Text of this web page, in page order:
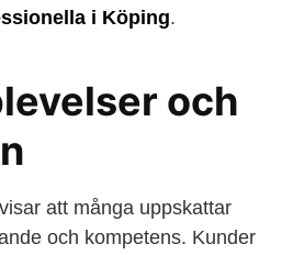
i Köping.
och
att många uppskattar
och kompetens. Kunder